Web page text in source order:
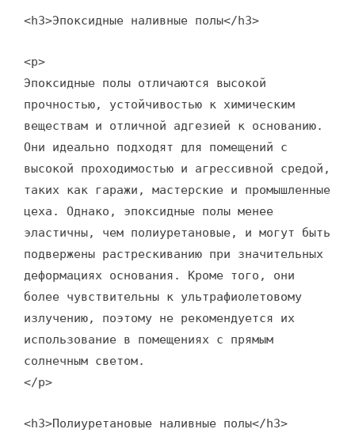
<h3>Эпоксидные наливные полы</h3>
<p>
Эпоксидные полы отличаются высокой
прочностью, устойчивостью к химическим
веществам и отличной адгезией к основанию.
Они идеально подходят для помещений с
высокой проходимостью и агрессивной средой,
таких как гаражи, мастерские и промышленные
цеха. Однако, эпоксидные полы менее
эластичны, чем полиуретановые, и могут быть
подвержены растрескиванию при значительных
деформациях основания. Кроме того, они
более чувствительны к ультрафиолетовому
излучению, поэтому не рекомендуется их
использование в помещениях с прямым
солнечным светом.
</p>
<h3>Полиуретановые наливные полы</h3>